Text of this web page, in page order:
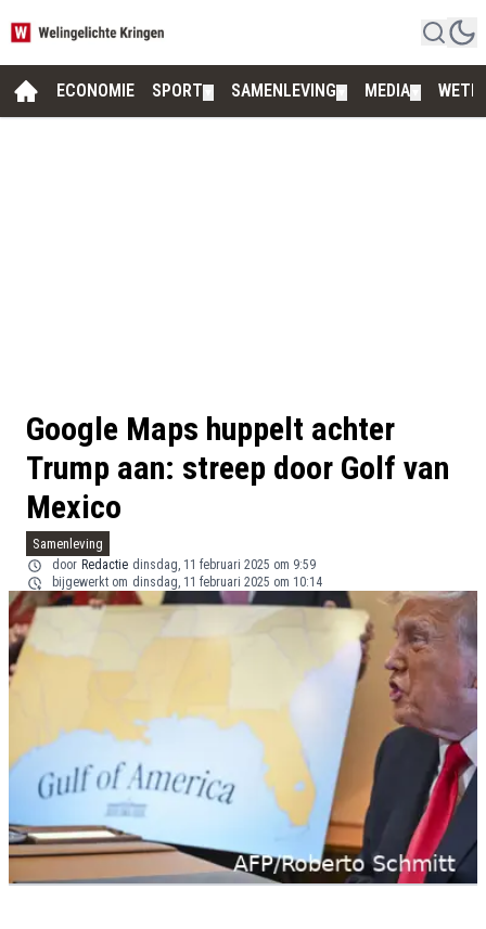
ECONOMIE SPORT SAMENLEVING MEDIA
Google Maps huppelt achter
Trump aan: streep door Golf van
Mexico
Samenleving
door Redactie dinsdag, 11 februari 2025 om 9:59
bijgewerkt om dinsdag, 11 februari 2025 om 10:14